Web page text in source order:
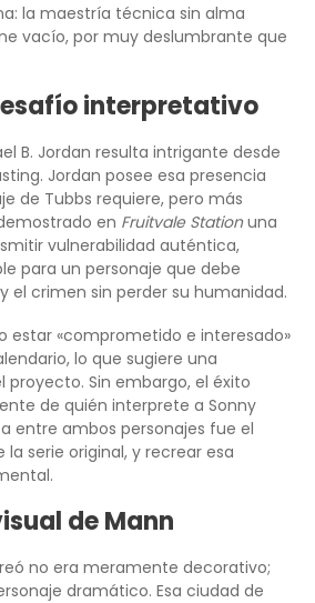
la maestría técnica sin alma
vacío, por muy deslumbrante que
interpretativo
B. Jordan resulta intrigante desde
Jordan posee esa presencia
de Tubbs requiere, pero más
en Fruitvale Stationuna
vulnerabilidad auténtica,
para un personaje que debe
el crimen sin perder su humanidad.
estar «comprometido e interesado»
lo que sugiere una
proyecto. Sin embargo, el éxito
de quién interprete a Sonny
entre ambos personajes fue el
serie original, y recrear esa
de Mann
no era meramente decorativo;
dramático. Esa ciudad de